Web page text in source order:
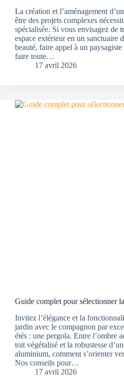
La création et l’aménagement
être des projets complexes
spécialisée. Si vous envisagez de
espace extérieur en un sanctuaire
beauté, faire appel à un
faire toute…
17 avril 2026
Guide complet pour sélectionner
Invitez l’élégance et la
jardin avec le compagnon par
étés : une pergola. Entre l’ombre
toit végétalisé et la robustesse
aluminium, comment s’orienter
Nos conseils pour…
17 avril 2026